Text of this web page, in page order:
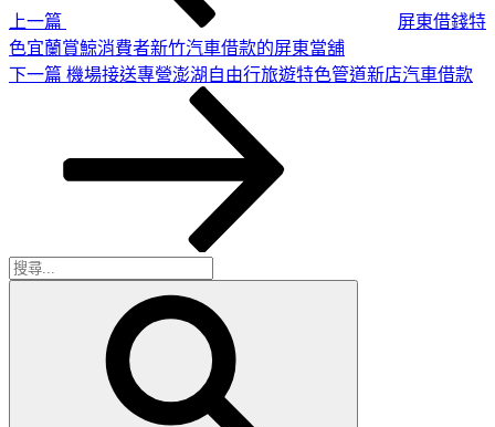
上一篇
屏東借錢特
色宜蘭賞鯨消費者新竹汽車借款的屏東當舖
下
下一篇 機場接送專營澎湖自由行旅遊特色管道新店汽車借款
搜